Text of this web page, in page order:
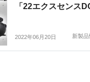
「22エクスセンス
2022年06月20日 新製品